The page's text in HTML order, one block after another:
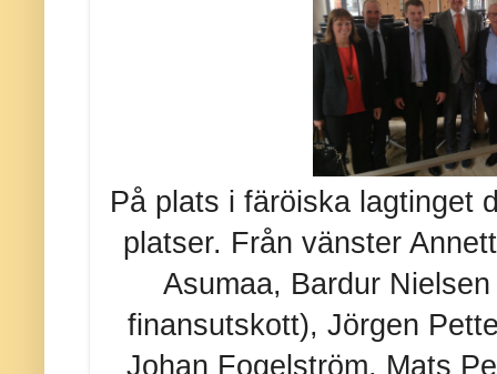
På plats i färöiska lagtinget
platser. Från vänster
Asumaa, Bardur
finansutskott), Jörgen
Johan Fogelström, Mats